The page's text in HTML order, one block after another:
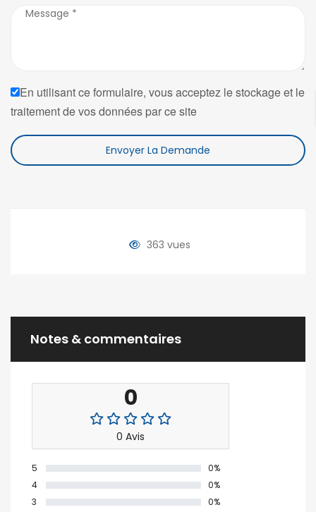
En utilisant ce formulaire, vous acceptez le stockage et le
traitement de vos données par ce site
Envoyer La Demande
363 vues
Notes & commentaires
0
0 Avis
5
0%
4
0%
3
0%